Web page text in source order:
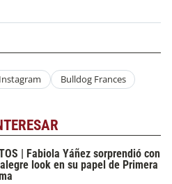
Instagram Bulldog Frances
| Fabiola Yáñez sorprendió con
look en su papel de Primera